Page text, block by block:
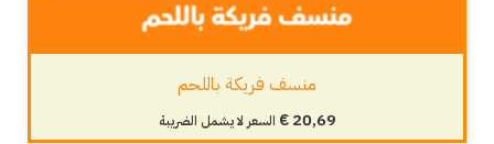
منسف فريكة باللحم
€20,69 السعر لا يشمل الضريبة